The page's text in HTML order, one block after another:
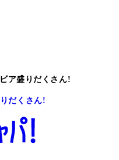
ア盛りだくさん!
だくさん!